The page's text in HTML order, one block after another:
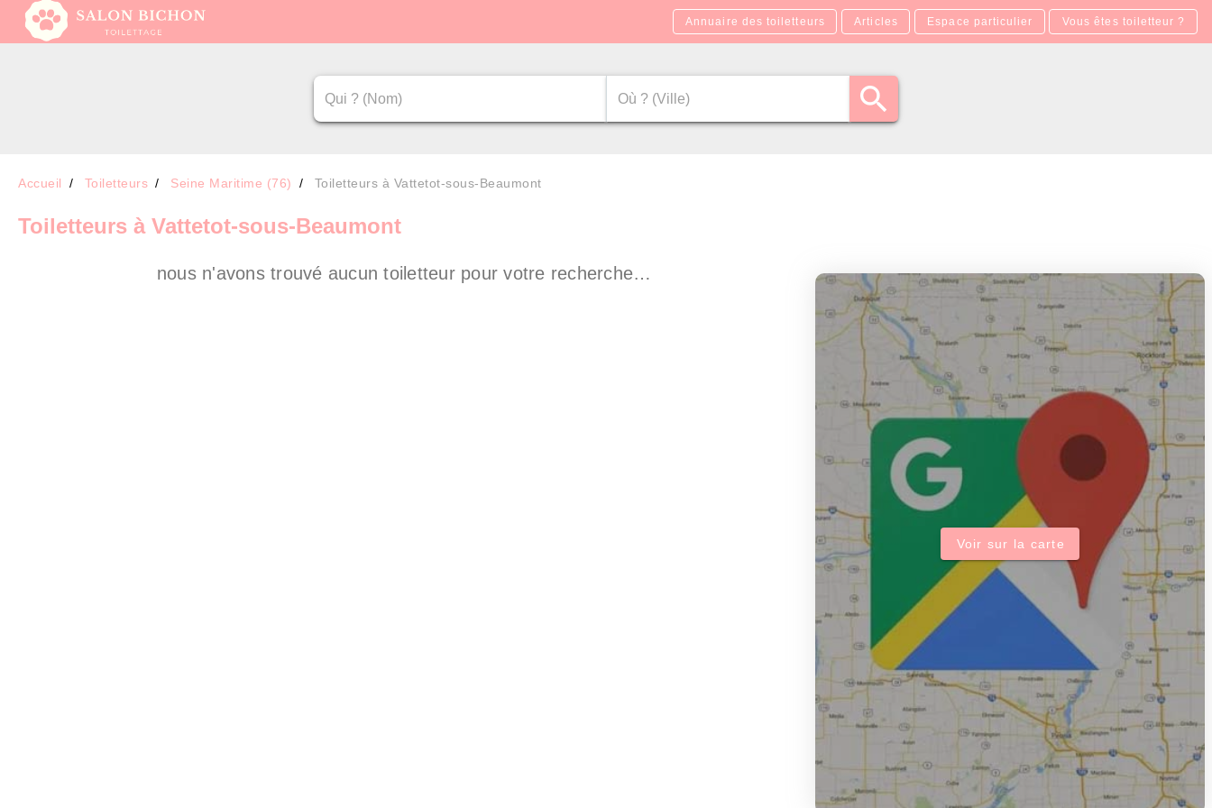
Annuaire des toiletteurs Articles Espace particulier Vous êtes toiletteur ?
Accueil Toiletteurs Seine Maritime (76) Toiletteurs à Vattetot-sous-Beaumont
Toiletteurs à Vattetot-sous-Beaumont
nous n'avons trouvé aucun toiletteur pour votre recherche…
Voir sur la carte